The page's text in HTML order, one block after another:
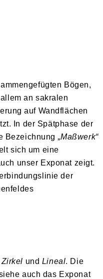
Bögen,
an sakralen
auf Wandflächen
In der Spätphase der
Bezeichnung „Maßwerk“
sich um eine
unser Exponat zeigt.
der
Zirkel und Lineal. Die
auch das Exponat